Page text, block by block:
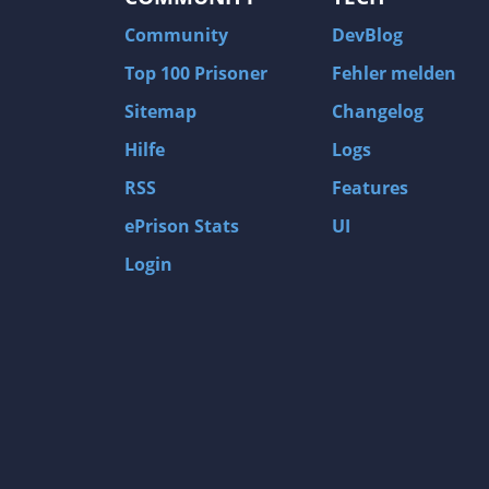
Community
Top 100 Prisoner
Sitemap
Hilfe
RSS
ePrison Stats
Login
DevBlog
Fehler melden
Changelog
Logs
Features
UI